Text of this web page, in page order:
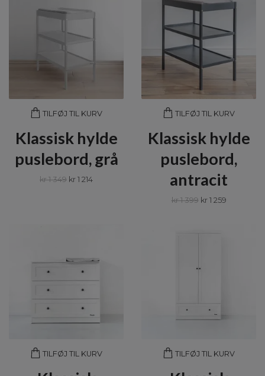
TILFØJ TIL KURV
Klassisk hylde
puslebord, grå
kr 1 349 kr 1 214
TILFØJ TIL KURV
Klassisk hylde
puslebord,
antracit
kr 1 399 kr 1 259
TILFØJ TIL KURV TILFØJ TIL KURV